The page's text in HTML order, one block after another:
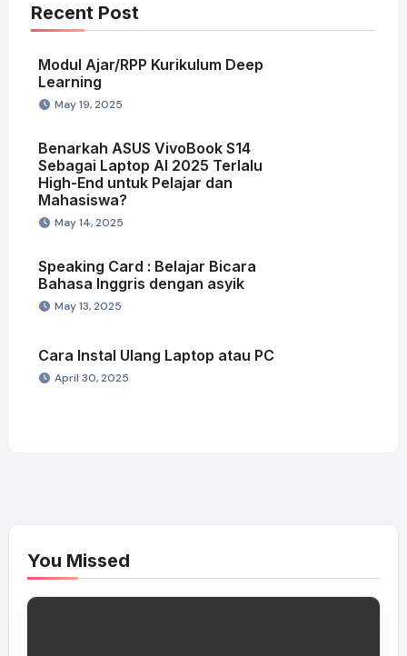
Recent Post
Modul Ajar/RPP Kurikulum Deep
Learning
May 19, 2025
Benarkah ASUS VivoBook S14
Sebagai Laptop AI 2025 Terlalu
High-End untuk Pelajar dan
Mahasiswa?
May 14, 2025
Speaking Card : Belajar Bicara
Bahasa Inggris dengan asyik
May 13, 2025
Cara Instal Ulang Laptop atau PC
April 30, 2025
You Missed